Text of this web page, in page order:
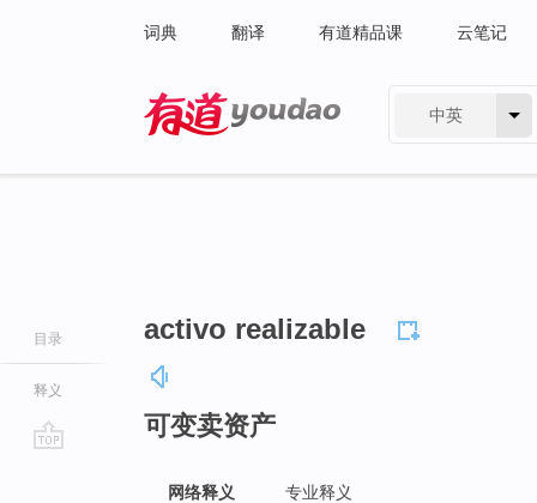
词典 翻译 有道精品课 云笔记
中英
目录
释义
activo realizable
可变卖资产
网络释义 专业释义